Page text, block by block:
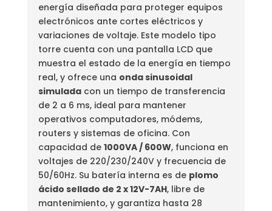
energía diseñada para proteger equipos
electrónicos ante cortes eléctricos y
variaciones de voltaje. Este modelo tipo
torre cuenta con una pantalla LCD que
muestra el estado de la energía en tiempo
real, y ofrece una onda sinusoidal
simuladacon un tiempo de transferencia
de 2 a 6 ms, ideal para mantener
operativos computadores, módems,
routers y sistemas de oficina. Con
capacidad de 1000VA / 600W, funciona en
voltajes de 220/230/240V y frecuencia de
50/60Hz. Su batería interna es de plomo
ácido sellado de 2 x 12V-7AH, libre de
mantenimiento, y garantiza hasta 28